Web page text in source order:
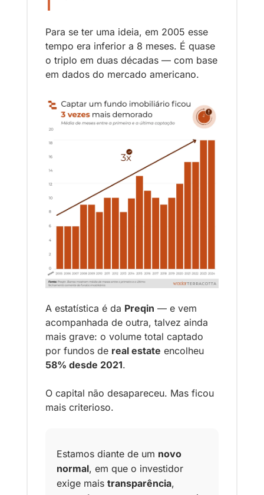
Para se ter uma ideia, em 2005 esse
tempo era inferior a 8 meses. É quase
o triplo em duas décadas — com base
em dados do mercado americano.
A estatística é da Preqin — e vem
acompanhada de outra, talvez ainda
mais grave: o volume total captado
por fundos de real estate
58% desde 2021.
O capital não desapareceu. Mas ficou
mais criterioso.
Estamos diante de um novo
normal, em que o investidor
exige mais transparência